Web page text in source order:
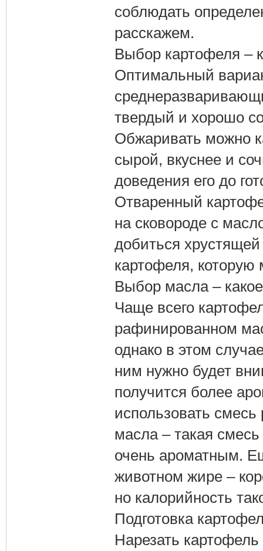
соблюдать
расскажем.
Выбор картофеля –
Оптимальный
твердый и хорошо
Обжаривать можно
сырой, вкуснее и
доведения его до
Отваренный
на сковороде с
добиться
картофеля, которую
Выбор масла –
Чаще всего
рафинированном
однако в этом
ним нужно будет
получится более
использовать смесь
масла – такая смесь
очень ароматным.
животном жире –
но калорийность
Подготовка
Нарезать